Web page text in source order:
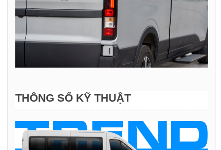
THÔNG SỐ KỸ THUẬT